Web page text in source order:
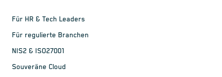
Für HR & Tech Leaders
Für regulierte Branchen
NIS2 & ISO27001
Souveräne Cloud